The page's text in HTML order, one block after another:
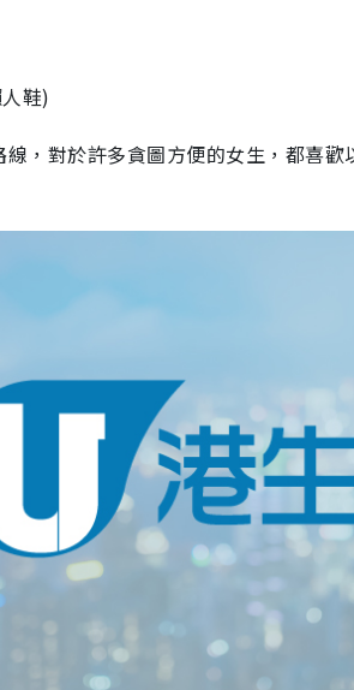
鞋)
線，對於許多貪圖方便的女生，都喜